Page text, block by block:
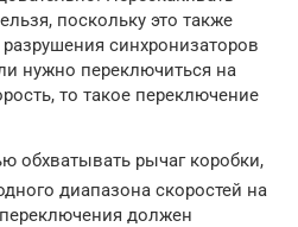
поскольку это также
синхронизаторов
нужно переключиться на
то такое переключение
обхватывать рычаг коробки,
диапазона скоростей на
должен